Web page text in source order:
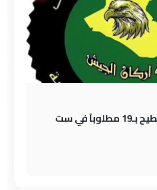
حملة استخبارية تطيح بـ19 مطلوباً في ست